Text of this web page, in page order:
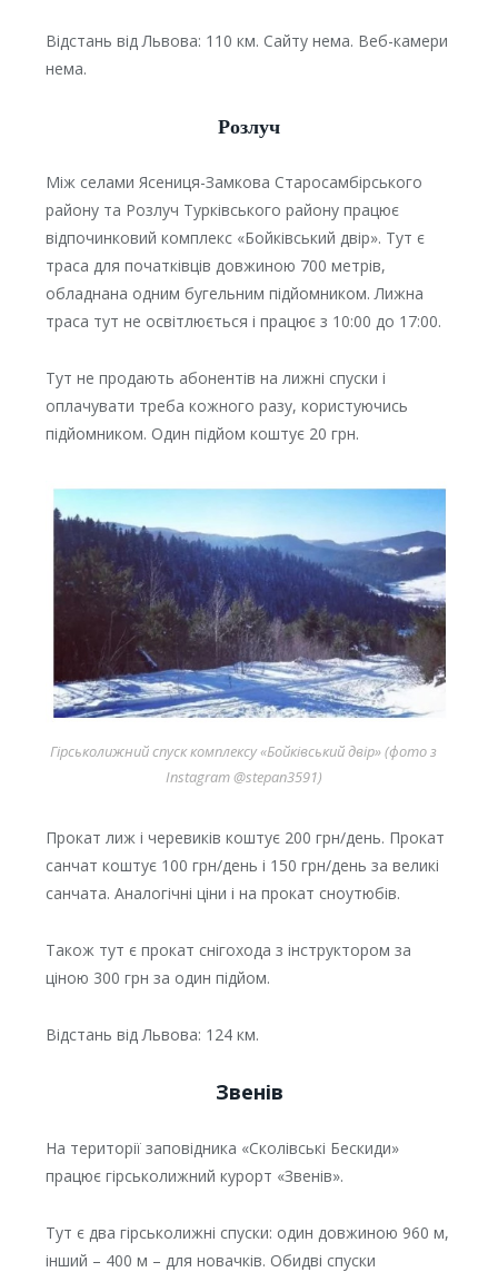
Відстань від Львова: 110 км. Сайту нема. Веб-камери
нема.
Розлуч
Між селами Ясениця-Замкова Старосамбірського
району та Розлуч Турківського району працює
відпочинковий комплекс «Бойківський двір». Тут є
траса для початківців довжиною 700 метрів,
обладнана одним бугельним підйомником. Лижна
траса тут не освітлюється і працює з 10:00 до 17:00.
Тут не продають абонентів на лижні спуски і
оплачувати треба кожного разу, користуючись
підйомником. Один підйом коштує 20 грн.
Гірськолижний спуск комплексу «Бойківський двір» (фото з
Instagram @stepan3591)
Прокат лиж і черевиків коштує 200 грн/день. Прокат
санчат коштує 100 грн/день і 150 грн/день за великі
санчата. Аналогічні ціни і на прокат сноутюбів.
Також тут є прокат снігохода з інструктором за
ціною 300 грн за один підйом.
Відстань від Львова: 124 км.
Звенів
На території заповідника «Сколівські Бескиди»
працює гірськолижний курорт «Звенів».
Тут є два гірськолижні спуски: один довжиною 960 м,
інший – 400 м – для новачків. Обидві спуски